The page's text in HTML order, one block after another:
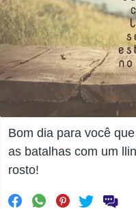
Bom dia para você
as batalhas com um
rosto!